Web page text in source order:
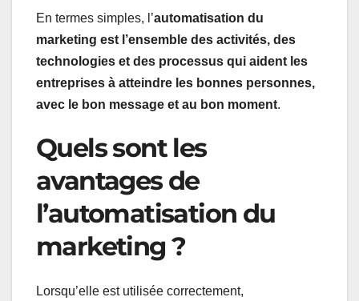
En termes simples, l’automatisation du
marketing est l’ensemble des activités, des
technologies et des processus qui aident les
entreprises à atteindre les bonnes personnes,
avec le bon message et au bon moment.
Quels sont les
avantages de
l’automatisation du
marketing ?
Lorsqu’elle est utilisée correctement,